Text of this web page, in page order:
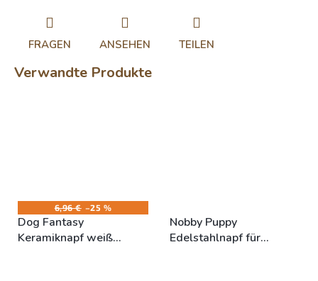
FRAGEN ANSEHEN TEILEN
Verwandte Produkte
6,96 € –25 %
Dog Fantasy
Keramiknapf weiß
Nobby Puppy
Edelstahlnapf für